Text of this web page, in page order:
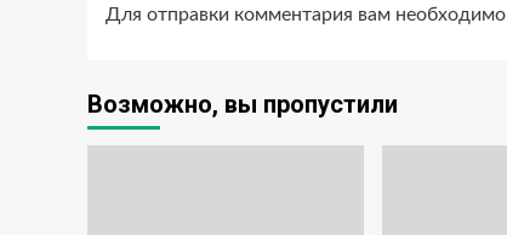
Для отправки комментария вам необходимо
Возможно, вы пропустили